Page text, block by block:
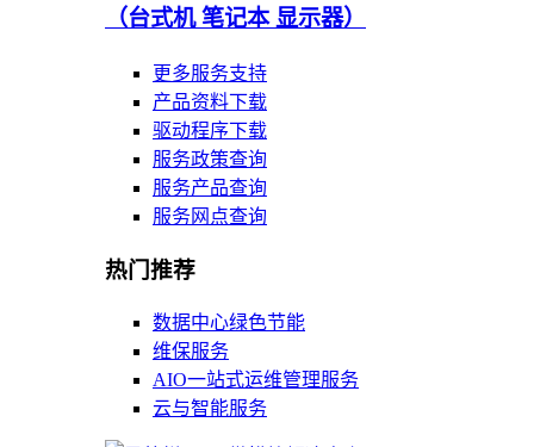
（台式机 笔记本 显示器）
更多服务支持
产品资料下载
驱动程序下载
服务政策查询
服务产品查询
服务网点查询
热门推荐
数据中心绿色节能
维保服务
AIO一站式运维管理服务
云与智能服务